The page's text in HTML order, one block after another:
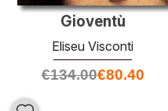
Gioventù
Eliseu Visconti
€134.00€80.40